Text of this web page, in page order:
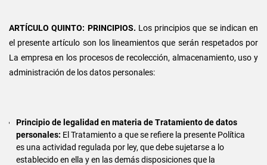
ARTÍCULO QUINTO: PRINCIPIOS. Los principios que se indican en
el presente artículo son los lineamientos que serán respetados por
La empresa en los procesos de recolección, almacenamiento, uso y
administración de los datos personales:
Principio de legalidad en materia de Tratamiento de datos
personales: El Tratamiento a que se refiere la presente Política
es una actividad regulada por ley, que debe sujetarse a lo
establecido en ella y en las demás disposiciones que la